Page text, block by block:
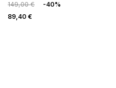
149,00 €
-40%
89,40 €